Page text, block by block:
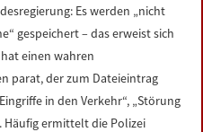
Es werden „nicht
gespeichert – das erweist sich
einen wahren
parat, der zum Dateieintrag
in den Verkehr“, „Störung
Häufig ermittelt die Polizei